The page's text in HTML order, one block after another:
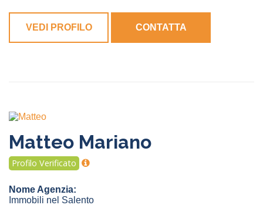
VEDI PROFILO CONTATTA
Matteo Mariano
Profilo Verificato
Nome Agenzia:
Immobili nel Salento